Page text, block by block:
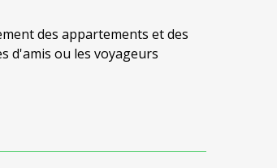
des appartements et des
d'amis ou les voyageurs